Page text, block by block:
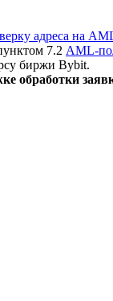
адреса на
7.2 AML-
биржи Bybit.
обработки